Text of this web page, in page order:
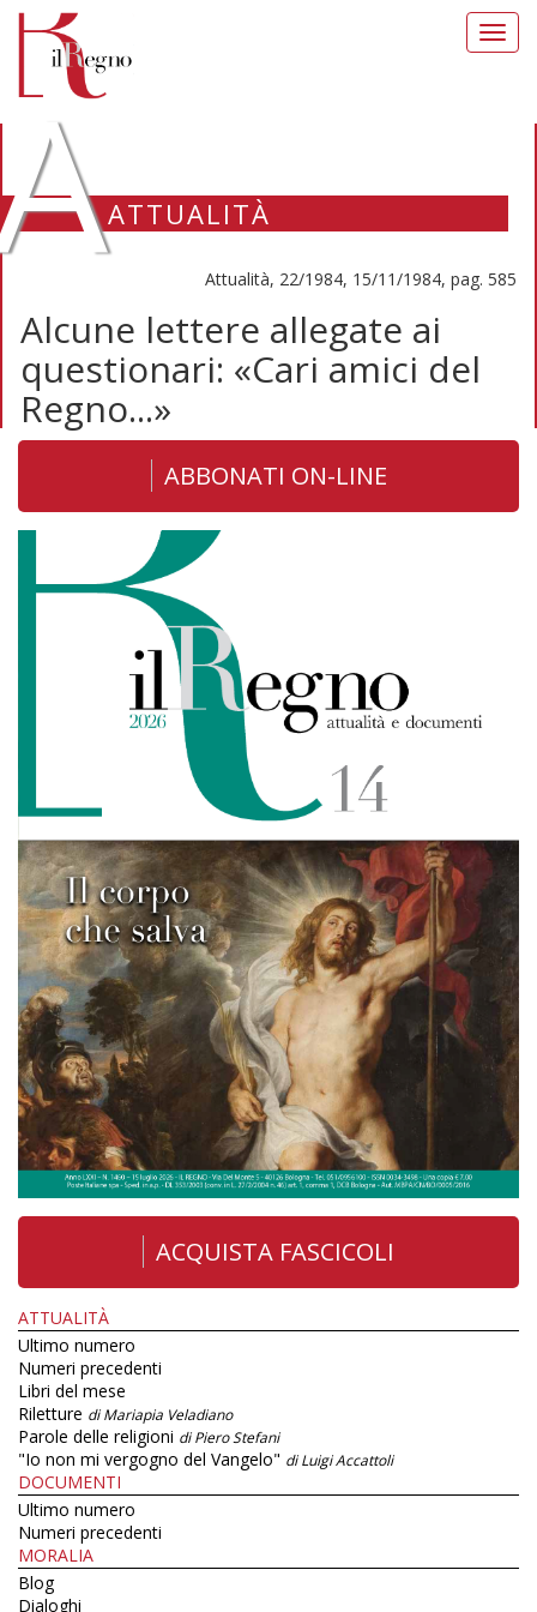
ATTUALITÀ
Attualità, 22/1984, 15/11/1984, pag. 585
Alcune lettere allegate ai
questionari: «Cari amici del
Regno...»
ABBONATI ON-LINE
ACQUISTA FASCICOLI
ATTUALITÀ
Ultimo numero
Numeri precedenti
Libri del mese
Riletture di Mariapia Veladiano
Parole delle religioni di Piero Stefani
"Io non mi vergogno del Vangelo" di Luigi Accattoli
DOCUMENTI
Ultimo numero
Numeri precedenti
MORALIA
Blog
Dialoghi